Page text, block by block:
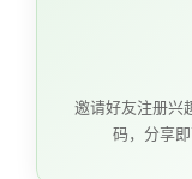
邀请好友注册兴
码，分享